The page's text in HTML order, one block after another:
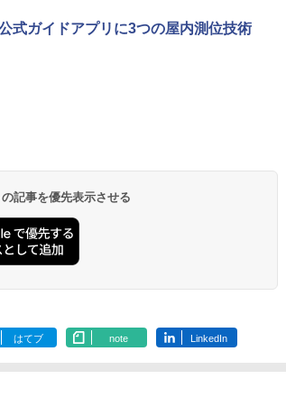
式ガイドアプリに3つの屋内測位技術
記事を優先表示させる
はてブ note LinkedIn